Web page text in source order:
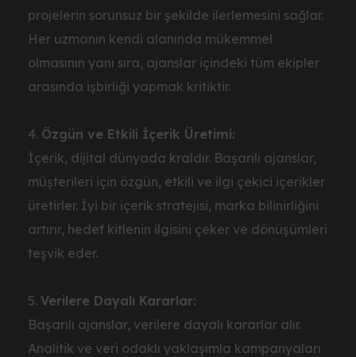
projelerin sorunsuz bir şekilde ilerlemesini sağlar.
Her uzmanın kendi alanında mükemmel
olmasının yanı sıra, ajanslar içindeki tüm ekipler
arasında işbirliği yapmak kritiktir.
Özgün ve Etkili İçerik Üretimi:
İçerik, dijital dünyada kraldır. Başarılı ajanslar,
müşterileri için özgün, etkili ve ilgi çekici içerikler
üretirler. İyi bir içerik stratejisi, marka bilinirliğini
artırır, hedef kitlenin ilgisini çeker ve dönüşümleri
teşvik eder.
Verilere Dayalı Kararlar:
Başarılı ajanslar, verilere dayalı kararlar alır.
Analitik ve veri odaklı yaklaşımla kampanyaları